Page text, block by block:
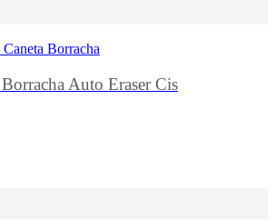
Borracha
Auto Eraser Cis